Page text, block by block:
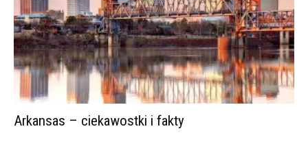
Arkansas – ciekawostki i fakty